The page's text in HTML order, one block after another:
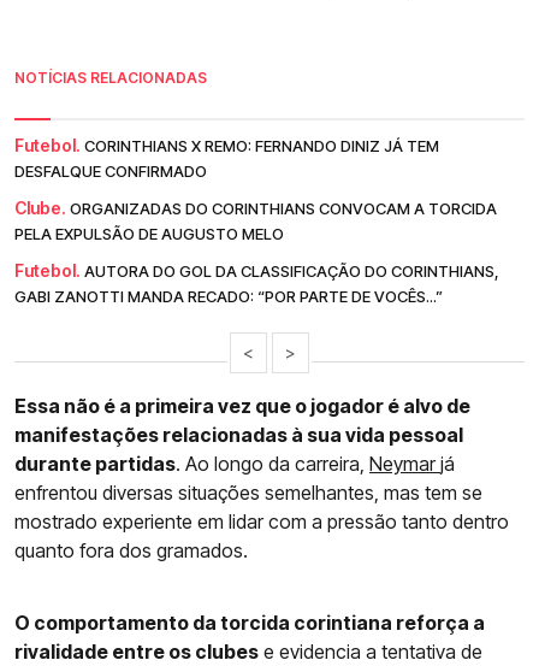
NOTÍCIAS RELACIONADAS
Futebol. CORINTHIANS X REMO: FERNANDO DINIZ JÁ TEM
DESFALQUE CONFIRMADO
Clube. ORGANIZADAS DO CORINTHIANS CONVOCAM A TORCIDA
PELA EXPULSÃO DE AUGUSTO MELO
Futebol. AUTORA DO GOL DA CLASSIFICAÇÃO DO CORINTHIANS,
GABI ZANOTTI MANDA RECADO: “POR PARTE DE VOCÊS...”
< >
Essa não é a primeira vez que o jogador é alvo de
manifestações relacionadas à sua vida pessoal
durante partidas. Ao longo da carreira, Neymarjá
enfrentou diversas situações semelhantes, mas tem se
mostrado experiente em lidar com a pressão tanto dentro
quanto fora dos gramados.
O comportamento da torcida corintiana reforça a
rivalidade entre os clubes e evidencia a tentativa de